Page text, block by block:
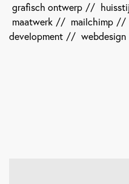
grafisch ontwerp //
maatwerk // mailchimp //
development // webdesign